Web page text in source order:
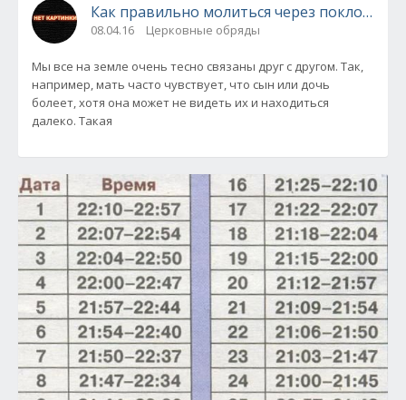
Как правильно молиться через
08.04.16 Церковные обряды
Мы все на земле очень тесно связаны друг с другом. Так,
например, мать часто чувствует, что сын или дочь
болеет, хотя она может не видеть их и находиться
далеко. Такая